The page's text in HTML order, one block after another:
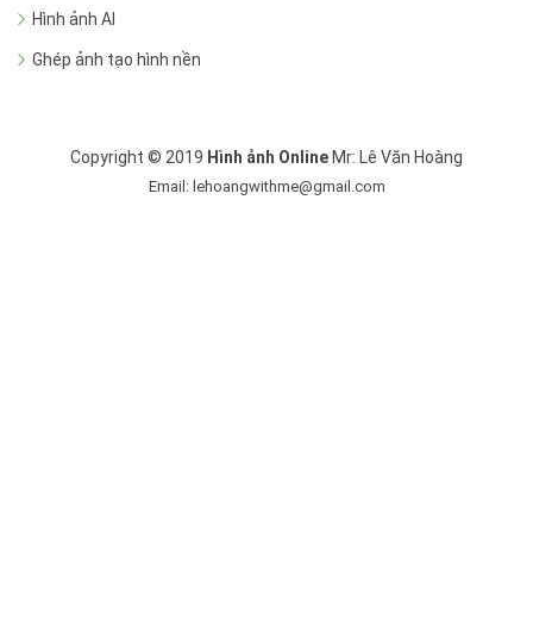
Hình ảnh AI
Ghép ảnh tạo hình nền
Copyright © 2019 Hình ảnh Online Mr: Lê Văn Hoàng
Email: lehoangwithme@gmail.com